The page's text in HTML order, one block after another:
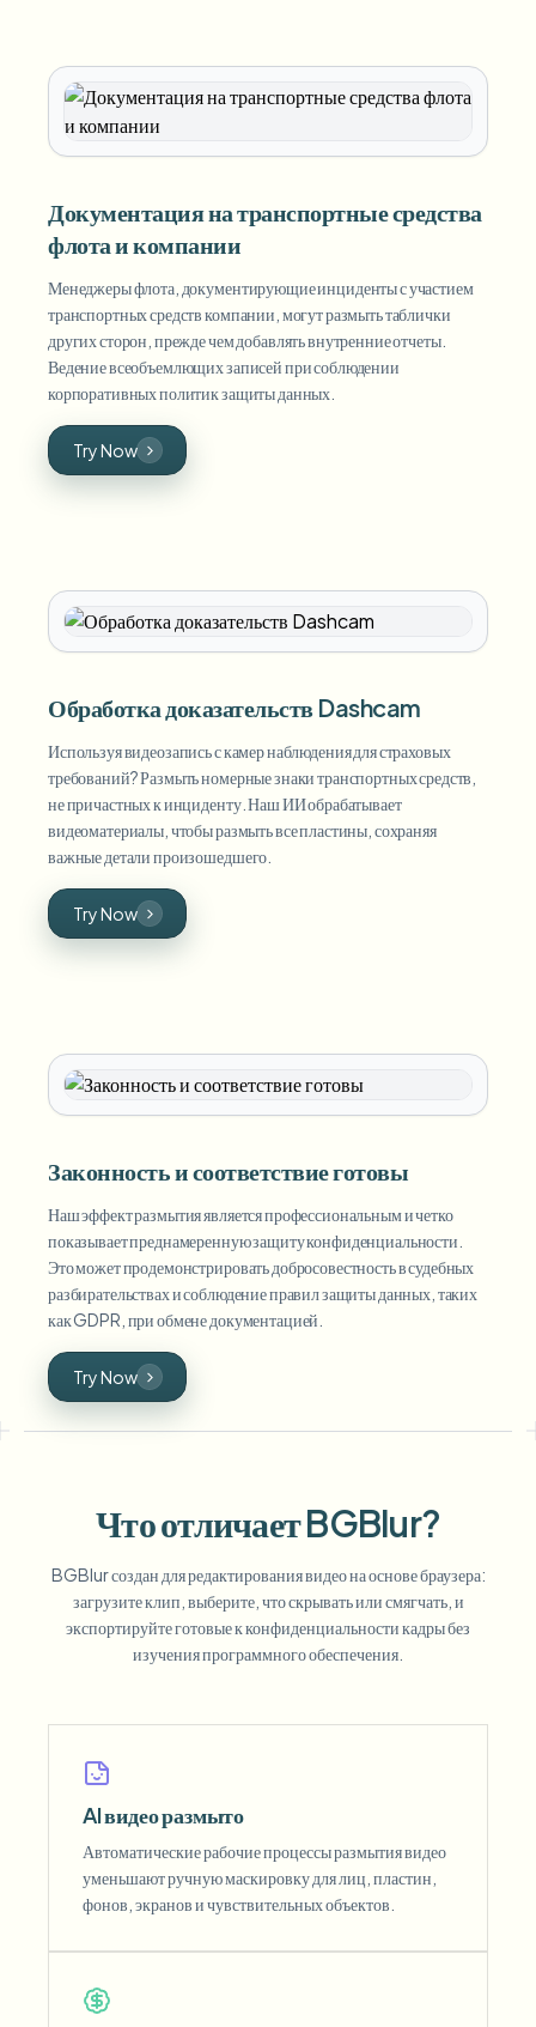
Документация на транспортные средства
флота и компании
Менеджеры флота, документирующие инциденты с участием
транспортных средств компании, могут размыть таблички
других сторон, прежде чем добавлять внутренние отчеты.
Ведение всеобъемлющих записей при соблюдении
корпоративных политик защиты данных.
Try Now
Обработка доказательств Dashcam
Используя видеозапись с камер наблюдения для страховых
требований? Размыть номерные знаки транспортных средств,
не причастных к инциденту. Наш ИИ обрабатывает
видеоматериалы, чтобы размыть все пластины, сохраняя
важные детали произошедшего.
Try Now
Законность и соответствие готовы
Наш эффект размытия является профессиональным и четко
показывает преднамеренную защиту конфиденциальности.
Это может продемонстрировать добросовестность в судебных
разбирательствах и соблюдение правил защиты данных, таких
как GDPR, при обмене документацией.
Try Now
Что отличает BGBlur?
BGBlur создан для редактирования видео на основе браузера:
загрузите клип, выберите, что скрывать или смягчать, и
экспортируйте готовые к конфиденциальности кадры без
изучения программного обеспечения.
AI видео размыто
Автоматические рабочие процессы размытия видео
уменьшают ручную маскировку для лиц, пластин,
фонов, экранов и чувствительных объектов.